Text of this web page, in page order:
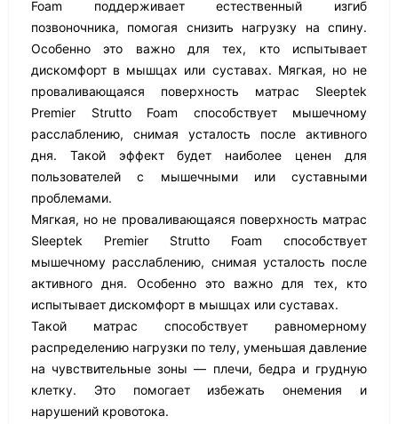
Foam поддерживает естественный изгиб
позвоночника, помогая снизить нагрузку на спину.
Особенно это важно для тех, кто испытывает
дискомфорт в мышцах или суставах. Мягкая, но не
проваливающаяся поверхность матрас Sleeptek
Premier Strutto Foam способствует мышечному
расслаблению, снимая усталость после активного
дня. Такой эффект будет наиболее ценен для
пользователей с мышечными или суставными
проблемами.
Мягкая, но не проваливающаяся поверхность матрас
Sleeptek Premier Strutto Foam способствует
мышечному расслаблению, снимая усталость после
активного дня. Особенно это важно для тех, кто
испытывает дискомфорт в мышцах или суставах.
Такой матрас способствует равномерному
распределению нагрузки по телу, уменьшая давление
на чувствительные зоны — плечи, бедра и грудную
клетку. Это помогает избежать онемения и
нарушений кровотока.